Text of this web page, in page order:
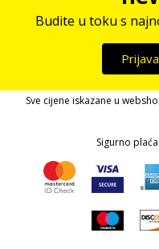
Budite u toku s
Sve cijene iskazane u
Sigurno